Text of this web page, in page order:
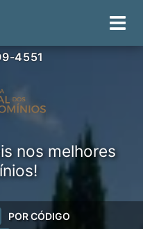
4551
nos melhores
POR CÓDIGO